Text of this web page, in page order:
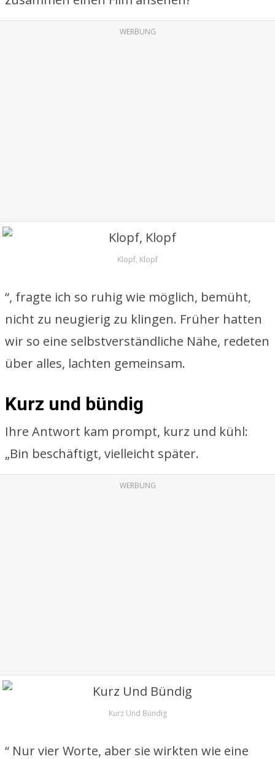
WERBUNG
Klopf, Klopf
“, fragte ich so ruhig wie möglich, bemüht,
nicht zu neugierig zu klingen. Früher hatten
wir so eine selbstverständliche Nähe, redeten
über alles, lachten gemeinsam.
Kurz und bündig
Ihre Antwort kam prompt, kurz und kühl:
„Bin beschäftigt, vielleicht später.
WERBUNG
Kurz Und Bündig
“ Nur vier Worte, aber sie wirkten wie eine